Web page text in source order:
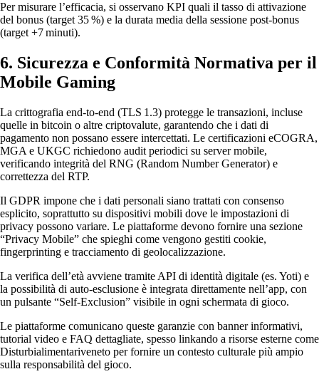
Per misurare l’efficacia, si osservano KPI quali il tasso di attivazione
del bonus (target 35 %) e la durata media della sessione post‑bonus
(target +7 minuti).
6. Sicurezza e Conformità Normativa per il
Mobile Gaming
La crittografia end‑to‑end (TLS 1.3) protegge le transazioni, incluse
quelle in bitcoin o altre criptovalute, garantendo che i dati di
pagamento non possano essere intercettati. Le certificazioni eCOGRA,
MGA e UKGC richiedono audit periodici su server mobile,
verificando integrità del RNG (Random Number Generator) e
correttezza del RTP.
Il GDPR impone che i dati personali siano trattati con consenso
esplicito, soprattutto su dispositivi mobili dove le impostazioni di
privacy possono variare. Le piattaforme devono fornire una sezione
“Privacy Mobile” che spieghi come vengono gestiti cookie,
fingerprinting e tracciamento di geolocalizzazione.
La verifica dell’età avviene tramite API di identità digitale (es. Yoti) e
la possibilità di auto‑esclusione è integrata direttamente nell’app, con
un pulsante “Self‑Exclusion” visibile in ogni schermata di gioco.
Le piattaforme comunicano queste garanzie con banner informativi,
tutorial video e FAQ dettagliate, spesso linkando a risorse esterne come
Disturbialimentariveneto per fornire un contesto culturale più ampio
sulla responsabilità del gioco.